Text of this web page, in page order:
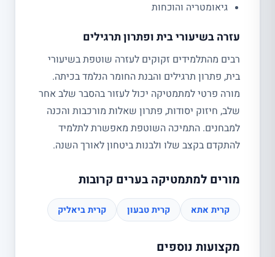
גיאומטריה והוכחות
עזרה בשיעורי בית ופתרון תרגילים
רבים מהתלמידים זקוקים לעזרה שוטפת בשיעורי
בית, פתרון תרגילים והבנת החומר הנלמד בכיתה.
מורה פרטי למתמטיקה יכול לעזור בהסבר שלב אחר
שלב, חיזוק יסודות, פתרון שאלות מורכבות והכנה
למבחנים. התמיכה השוטפת מאפשרת לתלמיד
להתקדם בקצב שלו ולבנות ביטחון לאורך השנה.
מורים למתמטיקה בערים קרובות
קרית אתא קרית טבעון קרית ביאליק
מקצועות נוספים